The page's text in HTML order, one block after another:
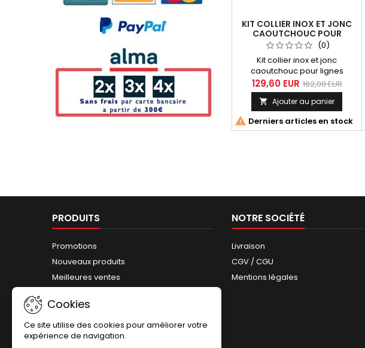
KIT COLLIER INOX ET JONC
CAOUTCHOUC POUR
LIGNES TERMIGNONI Y099
YAMAHA TMAX 530 2012-
2016
(0)
Kit collier inox et jonc
caoutchouc pour lignes
Termignoni Y099 Yamaha
Tmax 530 2012-2016
129,60 EUR 162,00 EUR
 Ajouter au panier
 Derniers articles en stock
PRODUITS
Promotions
Nouveaux produits
Meilleures ventes
NOTRE SOCIÉTÉ
Livraison
CGV / CGU
Mentions légales
Cookies
Ce site utilise des cookies pour améliorer votre
expérience de navigation.